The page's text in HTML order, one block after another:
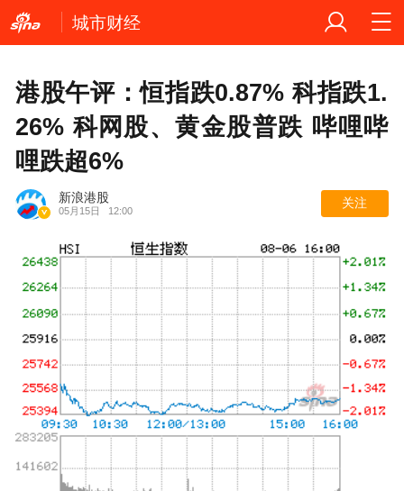
城市财经
港股午评：恒指跌0.87% 科指跌1.
26% 科网股、黄金股普跌 哔哩哔
哩跌超6%
新浪港股
05月15日 12:00
关注